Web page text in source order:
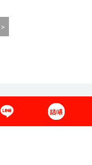
>
會員專區
客服中心